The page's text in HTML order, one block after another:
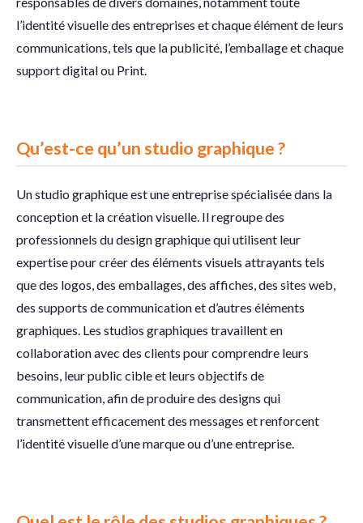
l’identité visuelle des entreprises et chaque élément de leurs
communications, tels que la publicité, l’emballage et chaque
support digital ou Print.
Qu’est-ce qu’un studio graphique ?
Un studio graphique est une entreprise spécialisée dans la
conception et la création visuelle. Il regroupe des
professionnels du design graphique qui utilisent leur
expertise pour créer des éléments visuels attrayants tels
que des logos, des emballages, des affiches, des sites web,
des supports de communication et d’autres éléments
graphiques. Les studios graphiques travaillent en
collaboration avec des clients pour comprendre leurs
besoins, leur public cible et leurs objectifs de
communication, afin de produire des designs qui
transmettent efficacement des messages et renforcent
l’identité visuelle d’une marque ou d’une entreprise.